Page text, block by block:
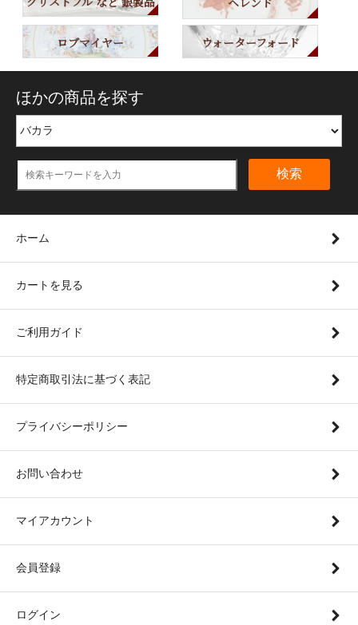
ロブマイヤー ウォーターフォード
ほかの商品を探す
検索
ホーム
カートを見る
ご利用ガイド
特定商取引法に基づく表記
プライバシーポリシー
お問い合わせ
マイアカウント
会員登録
ログイン